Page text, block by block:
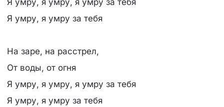
Я умру, я умру, я умру за тебя
Я умру, я умру за тебя
На заре, на расстрел,
От воды, от огня
Я умру, я умру, я умру за тебя
Я умру, я умру за тебя